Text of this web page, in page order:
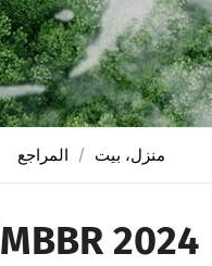
منزل، بيت المراجع